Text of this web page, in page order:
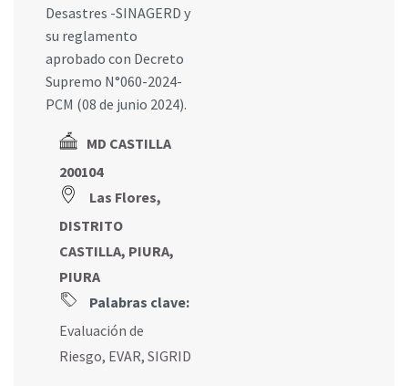
Desastres -SINAGERD y
su reglamento
aprobado con Decreto
Supremo N°060-2024-
PCM (08 de junio 2024).
MD CASTILLA
200104
Las Flores,
DISTRITO
CASTILLA, PIURA,
PIURA
Palabras clave:
Evaluación de
Riesgo, EVAR, SIGRID